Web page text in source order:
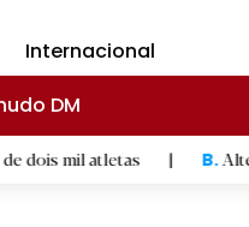
Internacional
DM
| B.Alteração do